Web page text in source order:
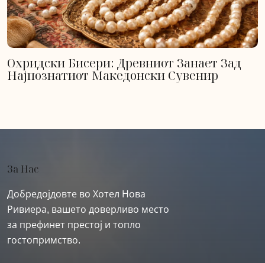
Охридски Бисери: Древниот Занает Зад
Најпознатиот Македонски Сувенир
За Нас
Добредојдовте во Хотел Нова
Ривиера, вашето доверливо место
за префинет престој и топло
гостопримство.